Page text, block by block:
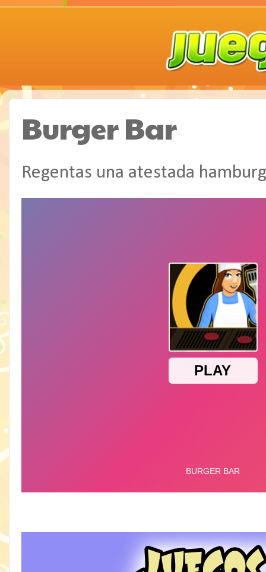
Burger Bar
Regentas una atestada